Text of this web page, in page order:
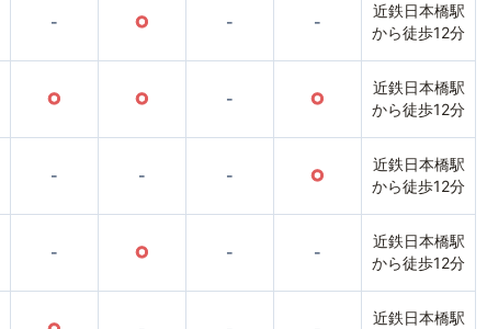
- ○ - -
近鉄日本橋駅
から徒歩12分
○ ○ - ○
近鉄日本橋駅
から徒歩12分
- - - ○
近鉄日本橋駅
から徒歩12分
- ○ - -
近鉄日本橋駅
から徒歩12分
近鉄日本橋駅